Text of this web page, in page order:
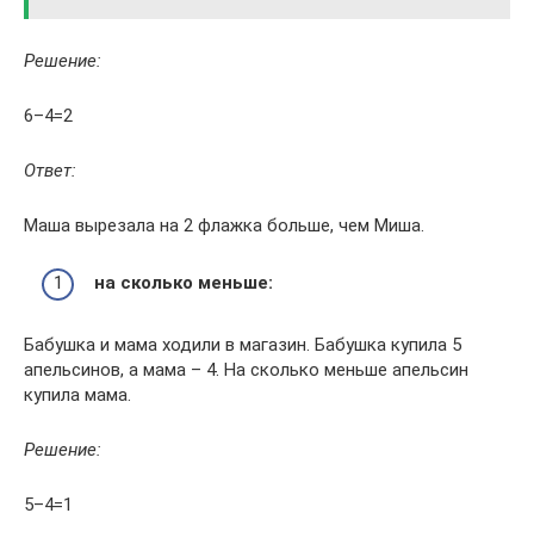
Решение:
6–4=2
Ответ:
Маша вырезала на 2 флажка больше, чем Миша.
на сколько меньше:
Бабушка и мама ходили в магазин. Бабушка купила 5
апельсинов, а мама – 4. На сколько меньше апельсин
купила мама.
Решение:
5–4=1